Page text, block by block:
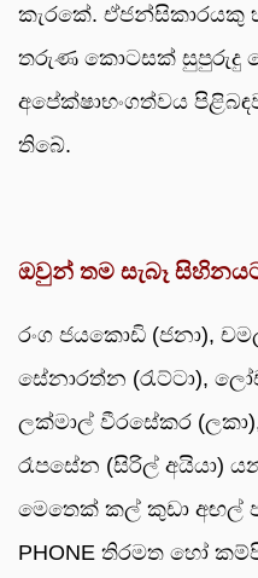
කැරකේ. ඒජන්සිකාරයකු
තරුණ කොටසක් සුපුරුදු
අපේක්ෂාභංගත්වය
තිබේ.
ඔවුන් තම සැබෑ
රංග ජයකොඩි (ජනා),
සේනාරත්න (රැට්ටා),
ලක්මාල් වීරසේකර
රෑපසේන (සිරිල් අයියා)
මෙතෙක් කල් කුඩා අඟල්
PHONE තිරමත හෝ